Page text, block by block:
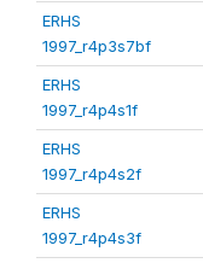
ERHS
1997_r4p3s7bf
ERHS
1997_r4p4s1f
ERHS
1997_r4p4s2f
ERHS
1997_r4p4s3f